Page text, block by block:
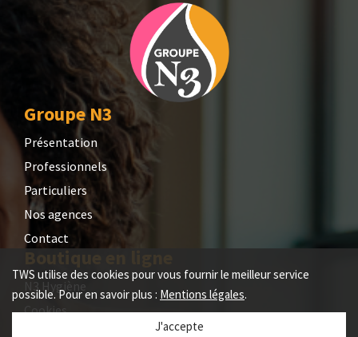
TWS utilise des cookies pour vous fournir le meilleur service
possible. Pour en savoir plus : Mentions légales.
J'accepte
Groupe N3
Présentation
Professionnels
Particuliers
Nos agences
Contact
Boutique en ligne
N3 Hygiène
Cookies
Conditions Générales de Vente